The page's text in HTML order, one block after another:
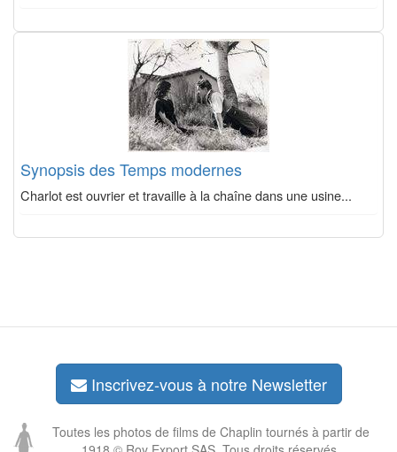
Synopsis des Temps modernes
Charlot est ouvrier et travaille à la chaîne dans une usine...
Inscrivez-vous à notre Newsletter
Toutes les photos de films de Chaplin tournés à partir de